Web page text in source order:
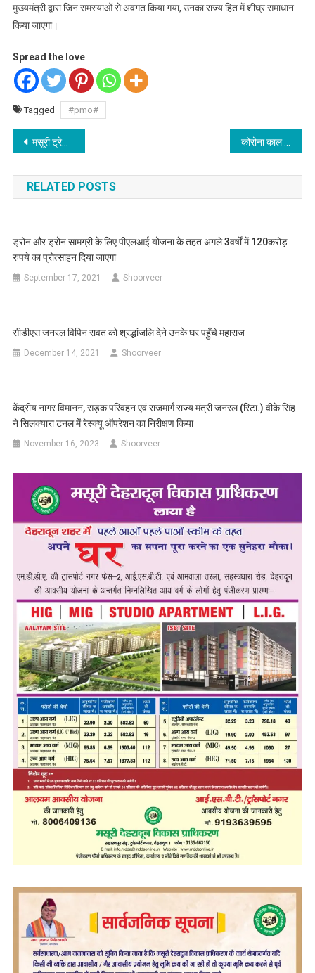
मुख्यमंत्री द्वारा जिन समस्याओं से अवगत किया गया, उनका राज्य हित में शीघ्र समाधान
किया जाएगा।
Spread the love
Tagged #pmo#
Post
navigation
मसूरी ट्रेडर्स एसोसियेशन ने 50 जरूरतमंदों को राशन किट बांटी कोरोना काल के बारे में क्या बोले डॉ. हर्षवर्धन जानने के लिए लिंक पर करें click
RELATED POSTS
ड्रोन और ड्रोन सामग्री के लिए पीएलआई योजना के तहत अगले 3वर्षों में 120करोड़
रुपये का प्रोत्साहन दिया जाएगा
September 17, 2021 Shoorveer
सीडीएस जनरल विपिन रावत को श्रद्धांजलि देने उनके घर पहुँचे महाराज
December 14, 2021 Shoorveer
केंद्रीय नागर विमानन, सड़क परिवहन एवं राजमार्ग राज्य मंत्री जनरल (रिटा.) वीके सिंह
ने सिलक्यारा टनल में रेस्क्यू ऑपरेशन का निरीक्षण किया
November 16, 2023 Shoorveer